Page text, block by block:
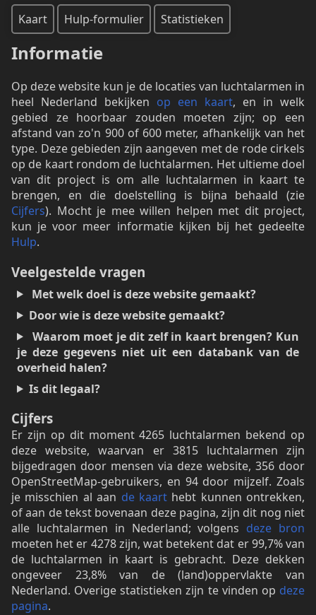
Kaart Hulp-formulier Statistieken
Informatie
Op deze website kun je de locaties van luchtalarmen in
heel Nederland bekijken op een kaart, en in welk
gebied ze hoorbaar zouden moeten zijn; op een
afstand van zo'n 900 of 600 meter, afhankelijk van het
type. Deze gebieden zijn aangeven met de rode cirkels
op de kaart rondom de luchtalarmen. Het ultieme doel
van dit project is om alle luchtalarmen in kaart te
brengen, en die doelstelling is bijna behaald (zie
Cijfers). Mocht je mee willen helpen met dit project,
kun je voor meer informatie kijken bij het gedeelte
Hulp.
Veelgestelde vragen
Met welk doel is deze website gemaakt?
Door wie is deze website gemaakt?
Waarom moet je dit zelf in kaart brengen? Kun
je deze gegevens niet uit een databank van de
overheid halen?
Is dit legaal?
Cijfers
Er zijn op dit moment 4265 luchtalarmen bekend op
deze website, waarvan er 3815 luchtalarmen zijn
bijgedragen door mensen via deze website, 356 door
OpenStreetMap-gebruikers, en 94 door mijzelf. Zoals
je misschien al aan de kaarthebt kunnen ontrekken,
of aan de tekst bovenaan deze pagina, zijn dit nog niet
alle luchtalarmen in Nederland; volgens deze bron
moeten het er 4278 zijn, wat betekent dat er 99,7% van
de luchtalarmen in kaart is gebracht. Deze dekken
ongeveer 23,8% van de (land)oppervlakte van
Nederland. Overige statistieken zijn te vinden op deze
pagina.